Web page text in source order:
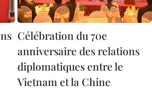
Célébration du 70e
anniversaire des relations
diplomatiques entre le
Vietnam et la Chine